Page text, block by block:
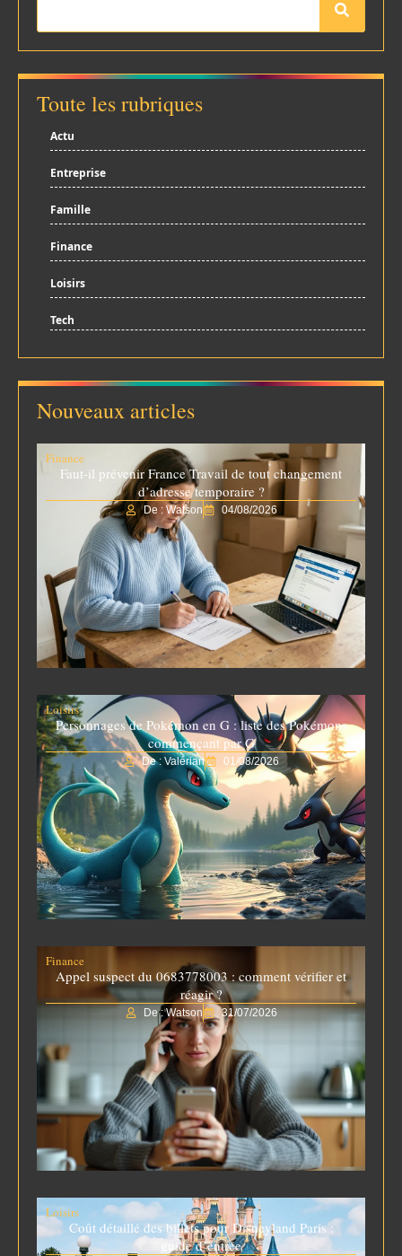
Toute les rubriques
Actu
Entreprise
Famille
Finance
Loisirs
Tech
Nouveaux articles
Finance
Faut-il prévenir France Travail de tout changement
d’adresse temporaire ?
De : Watson 04/08/2026
Loisirs
Personnages de Pokémon en G : liste des Pokémons
commençant par G
De : Valérian 01/08/2026
Finance
Appel suspect du 0683778003 : comment vérifier et
réagir ?
De : Watson 31/07/2026
Loisirs
Coût détaillé des billets pour Disneyland Paris :
guide d’entrée